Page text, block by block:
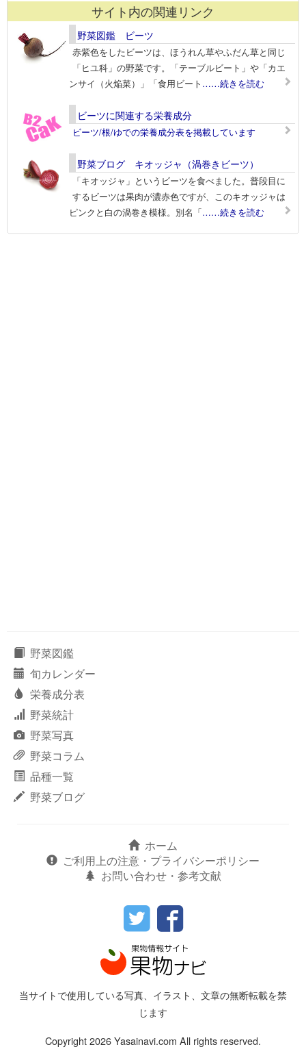
サイト内の関連リンク
野菜図鑑 ビーツ
赤紫色をしたビーツは、ほうれん草やふだん草と同じ
「ヒユ科」の野菜です。「テーブルビート」や「カエ
ンサイ（火焔菜）」「食用ビート ……続きを読む
ビーツに関連する栄養成分
ビーツ/根/ゆでの栄養成分表を掲載しています
野菜ブログ キオッジャ（渦巻きビーツ）
「キオッジャ」というビーツを食べました。普段目に
するビーツは果肉が濃赤色ですが、このキオッジャは
ピンクと白の渦巻き模様。別名「……続きを読む
野菜図鑑
旬カレンダー
栄養成分表
野菜統計
野菜写真
野菜コラム
品種一覧
野菜ブログ
ホーム
ご利用上の注意・プライバシーポリシー
お問い合わせ・参考文献
当サイトで使用している写真、イラスト、文章の無断転載を禁
じます
Copyright 2026 Yasainavi.com All rights reserved.